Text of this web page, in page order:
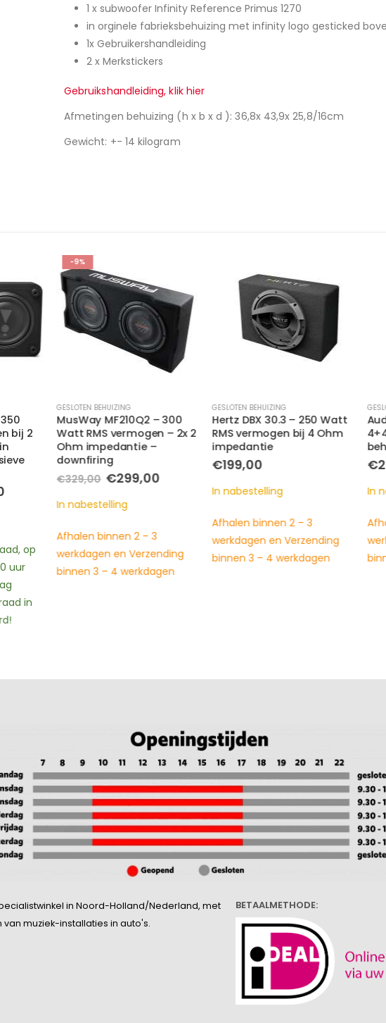
1 x subwoofer Infinity Reference Primus 1270
in orginele fabrieksbehuizing met infinity logo gesticked
1x Gebruikershandleiding
2 x Merkstickers
Gebruikshandleiding, klik hier
Afmetingen behuizing (h x b x d ): 36,8x 43,9x 25,8/16cm
Gewicht: +- 14 kilogram
– 300
– 2x 2
–
Huidige
GESLOTEN BEHUIZING
Hertz DBX 30.3 – 250 Watt
RMS vermogen bij 4 Ohm
impedantie
€199,00
werkdagen en Verzending
binnen 3 – 4 werkdagen
GESLOTEN BEHUIZING
Audison APBX 8 DS –
4+4Ohm Subwoofer in
behuizing – 250 watt RMS
€299,00
In nabestelling
Afhalen binnen 2 – 3
werkdagen en Verzending
binnen 3 – 4 werkdagen
in Noord-Holland/Nederland, met
muziek-installaties in auto's.
BETAALMETHODE: